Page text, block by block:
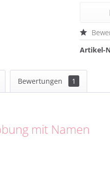
Artikel-
Bewertungen 1
mit Namen